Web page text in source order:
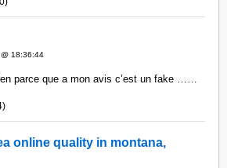
@ 18:36:44
parce que a mon avis c’est un fake ……
online quality in montana,